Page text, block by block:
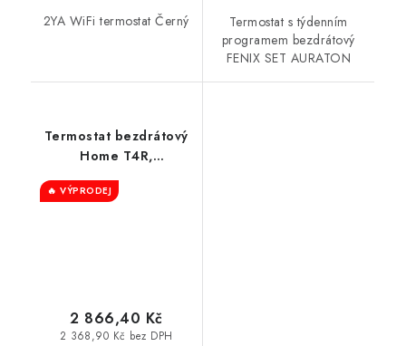
2YA WiFi termostat Černý
Termostat s týdenním
programem bezdrátový
FENIX SET AURATON
Termostat bezdrátový
Home T4R,
7denní
🔥 VÝPRODEJ
2 368,90 Kč bez DPH
2 866,40 Kč